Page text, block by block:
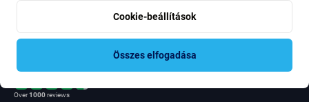
Rated Excellent
Over1000reviews
Cookie-beállítások
Összes elfogadása